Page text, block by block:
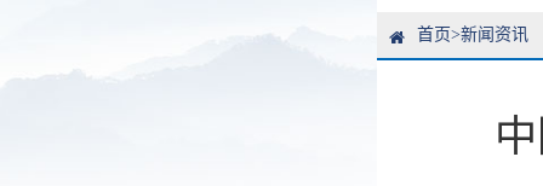
首页>新闻资讯